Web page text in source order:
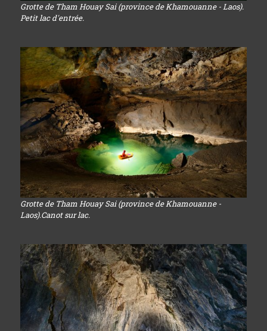
Grotte de Tham Houay Sai (province de Khamouanne - Laos).
Petit lac d'entrée.
Grotte de Tham Houay Sai (province de Khamouanne -
Laos).Canot sur lac.